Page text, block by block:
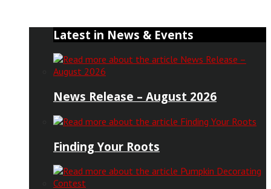
Latest in News & Events
News Release – August 2026
Finding Your Roots